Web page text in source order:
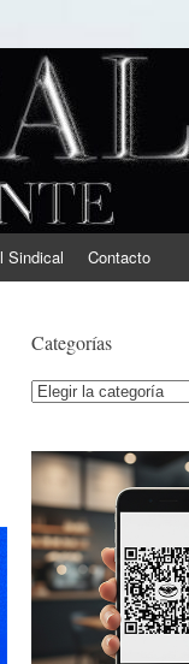
Sindical Contacto
Categorías
Categorías